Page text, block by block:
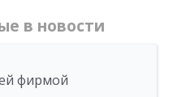
в новости
фирмой